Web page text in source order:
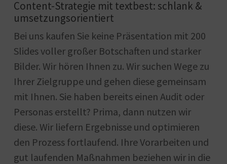
Content-Strategie mit textbest: schlank &
umsetzungsorientiert
Bei uns kaufen Sie keine Präsentation mit 200
Slides voller großer Botschaften und starker
Bilder. Wir hören Ihnen zu. Wir suchen Wege zu
Ihrer Zielgruppe und gehen diese gemeinsam
mit Ihnen. Sie haben bereits einen Audit oder
Personas erstellt? Prima, dann nutzen wir
diese. Wir liefern Ergebnisse und optimieren
den Prozess fortlaufend. Ihre Vorarbeiten und
gut laufenden Maßnahmen beziehen wir in die